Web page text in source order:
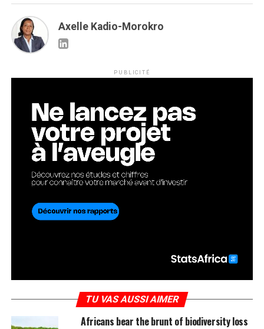
Axelle Kadio-Morokro
PUBLICITÉ
TU VAS AUSSI AIMER
Africans bear the brunt of biodiversity loss